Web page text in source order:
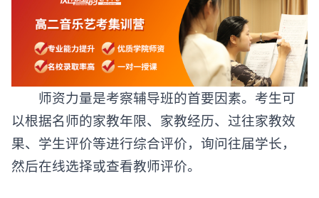
师资力量是考察辅导班的首要因素。考生可
以根据名师的家教年限、家教经历、过往家教效
果、学生评价等进行综合评价，询问往届学长，
然后在线选择或查看教师评价。